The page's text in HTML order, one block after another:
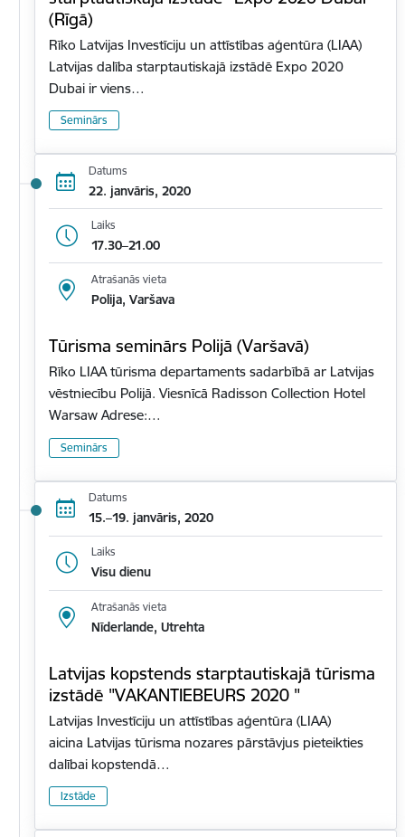
(Rīgā)
Rīko Latvijas Investīciju un attīstības aģentūra (LIAA)
Latvijas dalība starptautiskajā izstādē Expo 2020
Dubai ir viens…
Seminārs
Datums
22. janvāris, 2020
Laiks
17.30–21.00
Atrašanās vieta
Polija, Varšava
Tūrisma seminārs Polijā (Varšavā)
Rīko LIAA tūrisma departaments sadarbībā ar Latvijas
vēstniecību Polijā. Viesnīcā Radisson Collection Hotel
Warsaw Adrese:…
Seminārs
Datums
15.–19. janvāris, 2020
Laiks
Visu dienu
Atrašanās vieta
Nīderlande, Utrehta
Latvijas kopstends starptautiskajā tūrisma
izstādē "VAKANTIEBEURS 2020 "
Latvijas Investīciju un attīstības aģentūra (LIAA)
aicina Latvijas tūrisma nozares pārstāvjus pieteikties
dalībai kopstendā…
Izstāde